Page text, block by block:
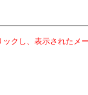
クし、表示されたメ